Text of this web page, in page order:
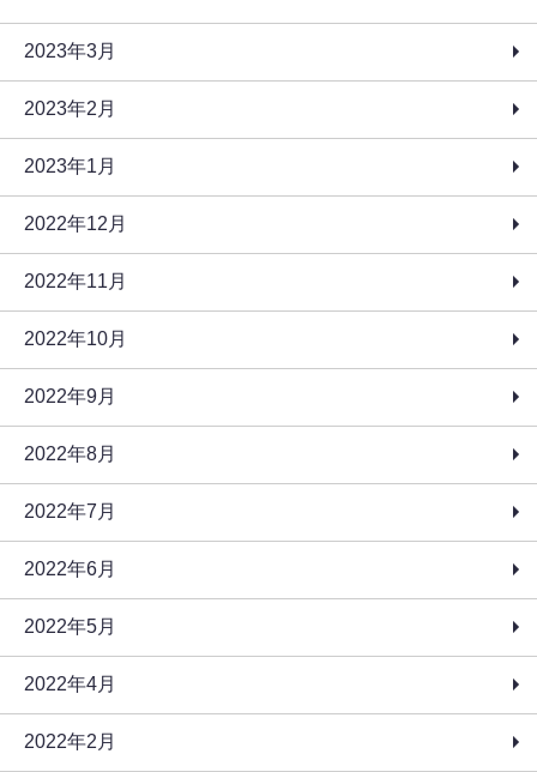
2023年3月
2023年2月
2023年1月
2022年12月
2022年11月
2022年10月
2022年9月
2022年8月
2022年7月
2022年6月
2022年5月
2022年4月
2022年2月